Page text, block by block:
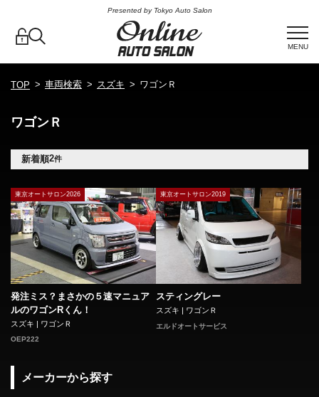
Presented by Tokyo Auto Salon
MENU
TOP 車両検索 スズキ ワゴンＲ
ワゴンＲ
新着順2件
東京オートサロン2026
発注ミス？まさかの５速マニュア
ルのワゴンRくん！
スズキ | ワゴンＲ
OEP222
東京オートサロン2019
スティングレー
スズキ | ワゴンＲ
エルドオートサービス
メーカーから探す